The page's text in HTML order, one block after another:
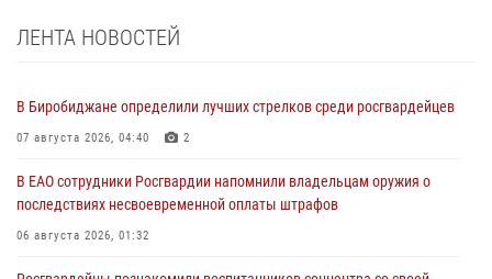
ЛЕНТА НОВОСТЕЙ
В Биробиджане определили лучших стрелков среди росгвардейцев
07 августа 2026, 04:40 2
В ЕАО сотрудники Росгвардии напомнили владельцам оружия о
последствиях несвоевременной оплаты штрафов
06 августа 2026, 01:32